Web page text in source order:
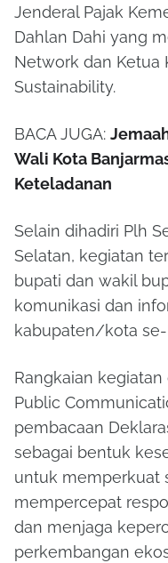
Jenderal Pajak
Dahlan Dahi yang
Network dan Ketua
Sustainability.
BACA JUGA:
Wali Kota
Keteladanan
Selain dihadiri Plh
Selatan, kegiatan
bupati dan wakil
komunikasi dan
kabupaten/kota
Rangkaian
Public
pembacaan
sebagai bentuk
untuk memperkuat
mempercepat
dan menjaga
perkembangan